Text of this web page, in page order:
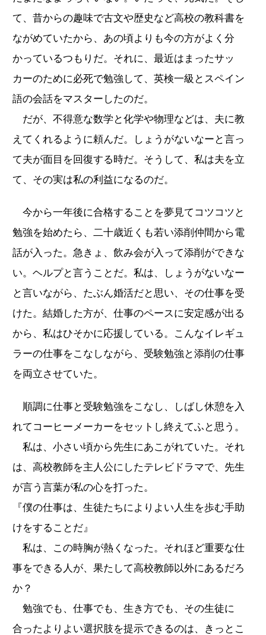
て、昔からの趣味で古文や歴史など高校の教科書を
ながめていたから、あの頃よりも今の方がよく分
かっているつもりだ。それに、最近はまったサッ
カーのために必死で勉強して、英検一級とスペイン
語の会話をマスターしたのだ。
だが、不得意な数学と化学や物理などは、夫に教
えてくれるように頼んだ。しょうがないなーと言っ
て夫が面目を回復する時だ。そうして、私は夫を立
て、その実は私の利益になるのだ。
今から一年後に合格することを夢見てコツコツと
勉強を始めたら、二十歳近くも若い添削仲間から電
話が入った。急きょ、飲み会が入って添削ができな
い。ヘルプと言うことだ。私は、しょうがないなー
と言いながら、たぶん婚活だと思い、その仕事を受
けた。結婚した方が、仕事のペースに安定感が出る
から、私はひそかに応援している。こんなイレギュ
ラーの仕事をこなしながら、受験勉強と添削の仕事
を両立させていた。
順調に仕事と受験勉強をこなし、しばし休憩を入
れてコーヒーメーカーをセットし終えてふと思う。
私は、小さい頃から先生にあこがれていた。それ
は、高校教師を主人公にしたテレビドラマで、先生
が言う言葉が私の心を打った。
『僕の仕事は、生徒たちによりよい人生を歩む手助
けをすることだ』
私は、この時胸が熱くなった。それほど重要な仕
事をできる人が、果たして高校教師以外にあるだろ
か？
勉強でも、仕事でも、生き方でも、その生徒に
合ったよりよい選択肢を提示できるのは、きっとこ